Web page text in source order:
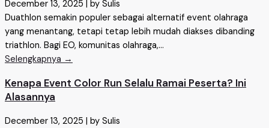
December 13, 2025
by Sulis
Duathlon semakin populer sebagai alternatif event olahraga
yang menantang, tetapi tetap lebih mudah diakses dibanding
triathlon. Bagi EO, komunitas olahraga,...
Selengkapnya →
Kenapa Event Color Run Selalu Ramai Peserta? Ini
Alasannya
December 13, 2025 | by Sulis